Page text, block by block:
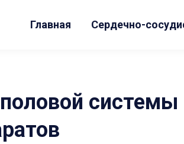
Главная Сердечно-
системы